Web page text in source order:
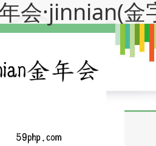
会·jinnian(金